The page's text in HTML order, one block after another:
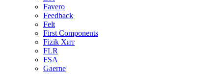
Favero
Feedback
Felt
First Components
Fizik Хит
FLR
FSA
Gaerne